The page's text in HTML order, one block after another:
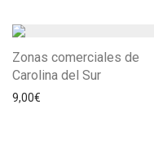
Zonas comerciales de
Carolina del Sur
9,00€